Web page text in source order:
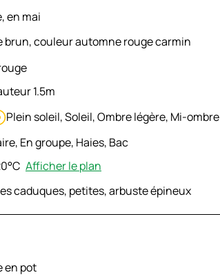
en mai
brun, couleur automne rouge carmin
1.5m
Plein soleil, Soleil, Ombre légère, Mi-ombre
En groupe, Haies, Bac
Afficher le plan
caduques, petites, arbuste épineux
en pot